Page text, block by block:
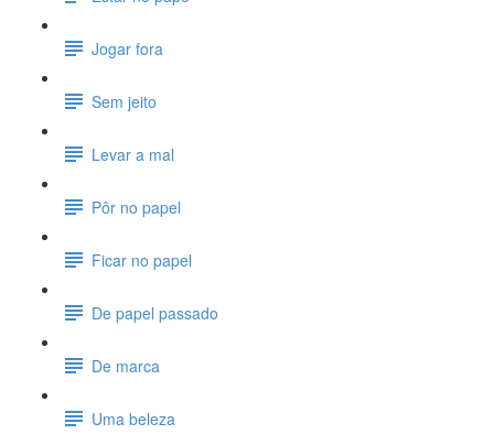
Jogar fora
Sem jeito
Levar a mal
Pôr no papel
Ficar no papel
De papel passado
De marca
Uma beleza